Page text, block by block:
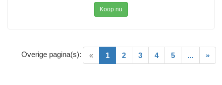
Koop nu
« 1 (current)
2 3 4 5 ... »
Overige pagina(s):